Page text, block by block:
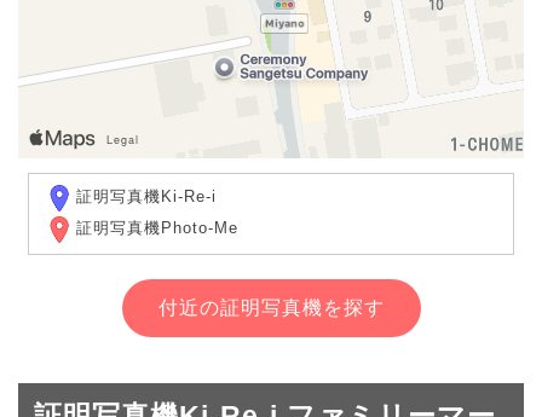
証明写真機Ki-Re-i
証明写真機Photo-Me
付近の証明写真機を探す